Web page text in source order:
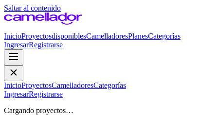
Saltar al contenido
InicioProyectosdisponiblesCamelladoresPlanesCategorías
IngresarRegistrarse
InicioProyectosCamelladoresCategorías
IngresarRegistrarse
Cargando proyectos…